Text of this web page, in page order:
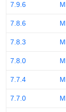
7.9.6
7.8.6
7.8.3
7.8.0
7.7.4
7.7.0